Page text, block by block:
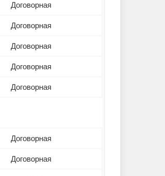
Договорная
Договорная
Договорная
Договорная
Договорная
Договорная
Договорная